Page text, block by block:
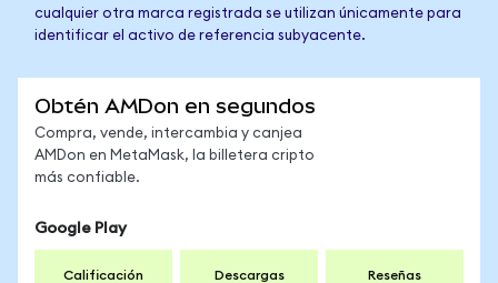
cualquier otra marca registrada se utilizan únicamente para
identificar el activo de referencia subyacente.
Obtén AMDon en segundos
Compra, vende, intercambia y canjea
AMDon en MetaMask, la billetera cripto
más confiable.
Google Play
Calificación Descargas Reseñas